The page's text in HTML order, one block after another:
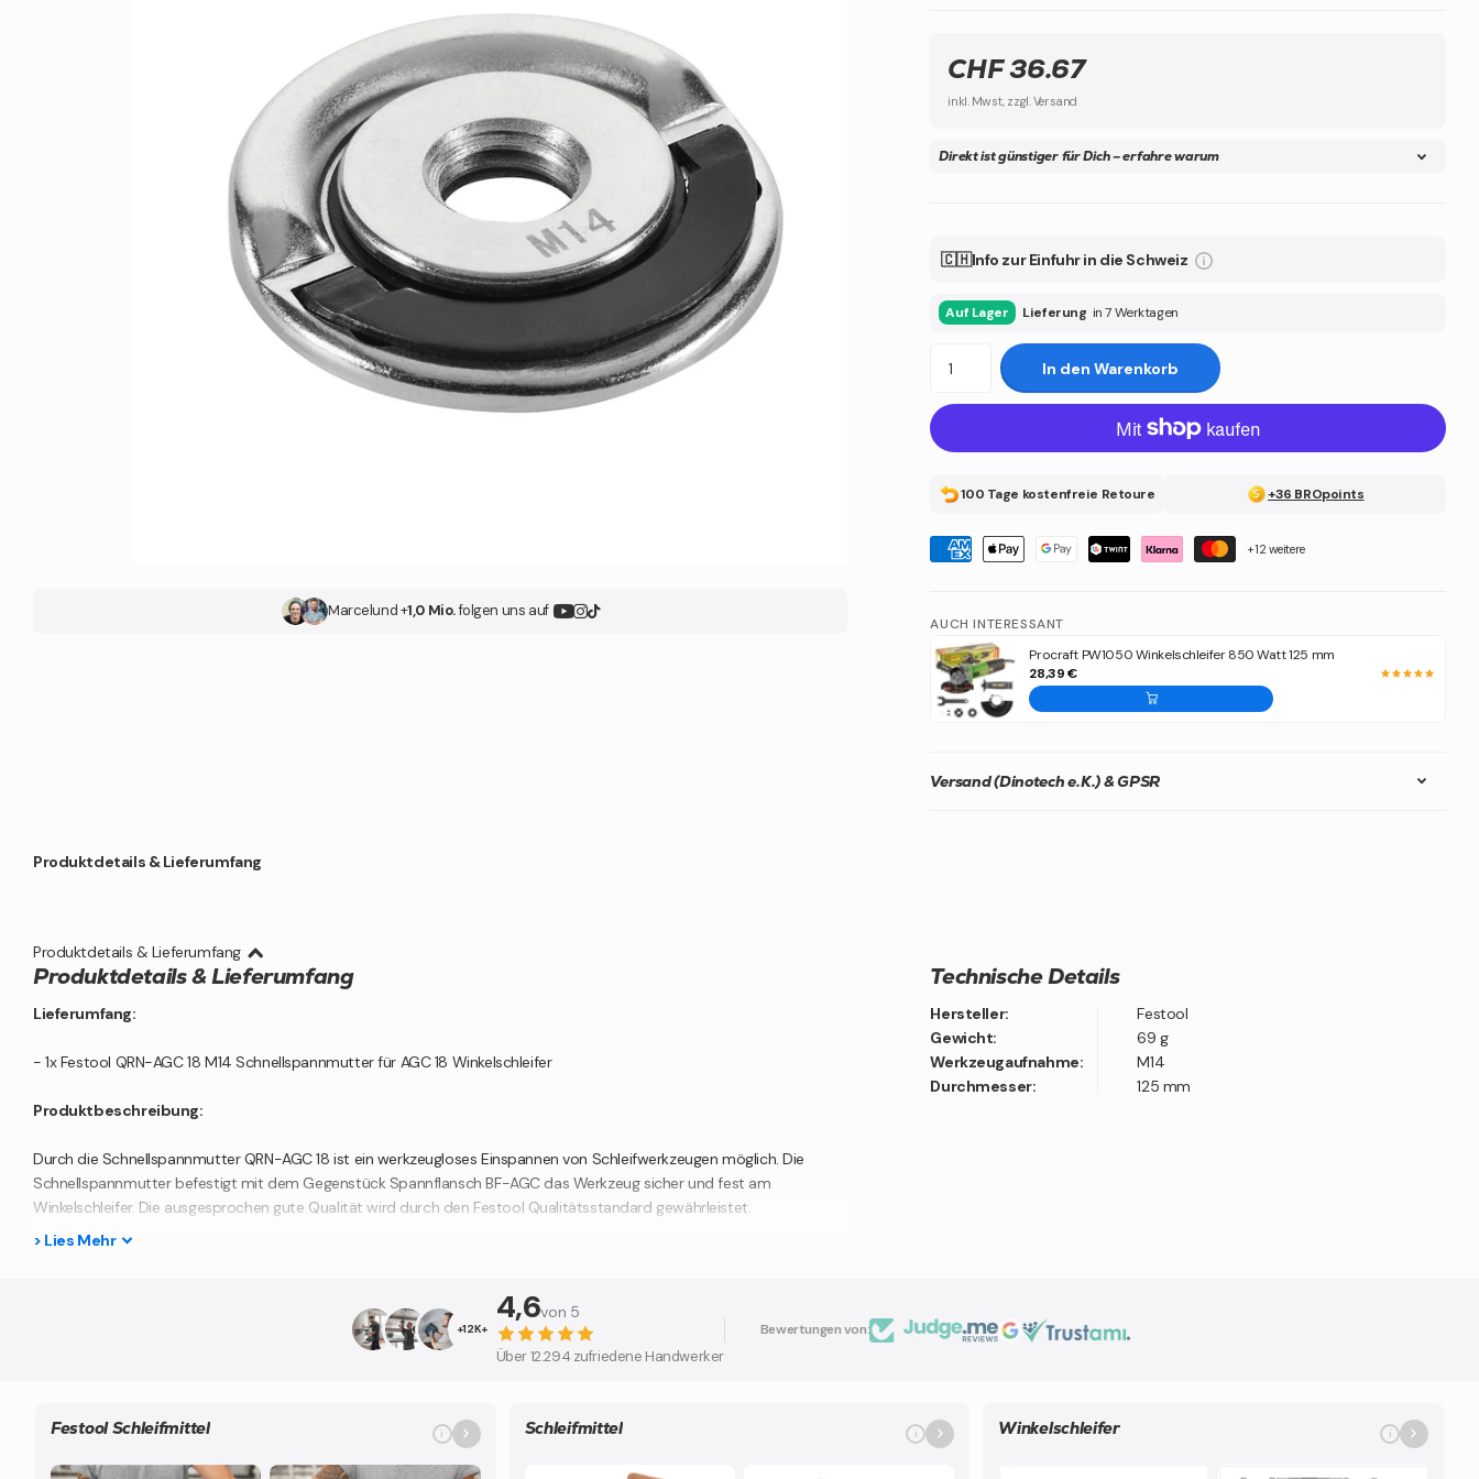
Marcelund +1,0 Mio.folgen uns auf
CHF 36.67
inkl. Mwst, zzgl. Versand
Direkt ist günstiger für Dich – erfahre warum
🇨🇭Info zur Einfuhr in die Schweiz
Auf Lager Lieferung in 7 Werktagen
In den Warenkorb
100 Tage kostenfreie Retoure +36 BROpoints
+12 weitere
AUCH INTERESSANT
Procraft PW1050 Winkelschleifer 850 Watt 125 mm
28,39 €
Versand (Dinotech e.K.) & GPSR
Produktdetails & Lieferumfang
Produktdetails & Lieferumfang
Produktdetails & Lieferumfang
Lieferumfang:
- 1x Festool QRN-AGC 18 M14 Schnellspannmutter für AGC 18 Winkelschleifer
Produktbeschreibung:
Durch die Schnellspannmutter QRN-AGC 18 ist ein werkzeugloses Einspannen von Schleifwerkzeugen möglich. Die
Schnellspannmutter befestigt mit dem Gegenstück Spannflansch BF-AGC das Werkzeug sicher und fest am
Winkelschleifer. Die ausgesprochen gute Qualität wird durch den Festool Qualitätsstandard gewährleistet.
Bei gewerblicher Nutzung beachten Sie bitte die Bauvorschriften!
> Lies Mehr
Technische Details
Hersteller:
Festool
Gewicht:
69 g
Werkzeugaufnahme:
M14
Durchmesser:
125 mm
+12K+
4,6von 5
Über 12.294 zufriedene Handwerker
Bewertungen von:
Festool Schleifmittel i Schleifmittel i Winkelschleifer i